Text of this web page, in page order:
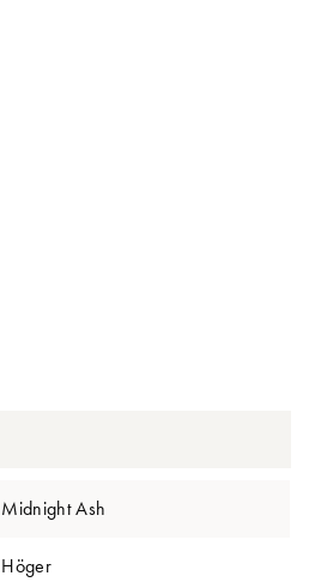
Midnight Ash
Höger